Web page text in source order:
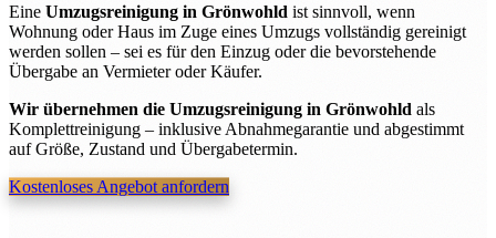
Eine Umzugsreinigung in Grönwohld ist sinnvoll, wenn
Wohnung oder Haus im Zuge eines Umzugs vollständig gereinigt
werden sollen – sei es für den Einzug oder die bevorstehende
Übergabe an Vermieter oder Käufer.
Wir übernehmen die Umzugsreinigung in Grönwohld als
Komplettreinigung – inklusive Abnahmegarantie und abgestimmt
auf Größe, Zustand und Übergabetermin.
Kostenloses Angebot anfordern